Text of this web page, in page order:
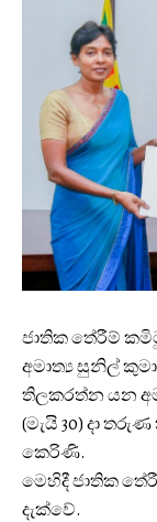
ජාතික තේරීම්
අමාත්‍ය සුනිල්
තිලකරත්න යන
(මැයි 30) දා
කෙරිණි.
මෙහිදී ජාතික
දැක්වේ.